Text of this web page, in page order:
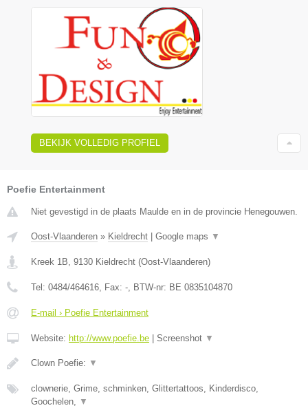
BEKIJK VOLLEDIG PROFIEL
Poefie Entertainment
Niet gevestigd in de plaats Maulde en in de provincie Henegouwen.
Oost-Vlaanderen » Kieldrecht Google maps ▼
Kreek 1B, 9130 Kieldrecht (Oost-Vlaanderen)
Tel: 0484/464616, Fax: -, BTW-nr: BE 0835104870
E-mail › Poefie Entertainment
Website: http://www.poefie.be Screenshot ▼
Clown Poefie: ▼
clownerie, Grime, schminken, Glittertattoos, Kinderdisco,
Goochelen, ▼